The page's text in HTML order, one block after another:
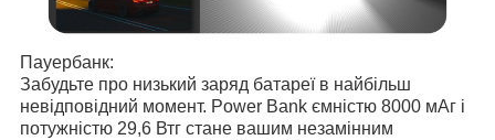
Пауербанк:
Забудьте про низький заряд батареї в найбільш
невідповідний момент. Power Bank ємністю 8000 мАг і
потужністю 29,6 Втг стане вашим незамінним